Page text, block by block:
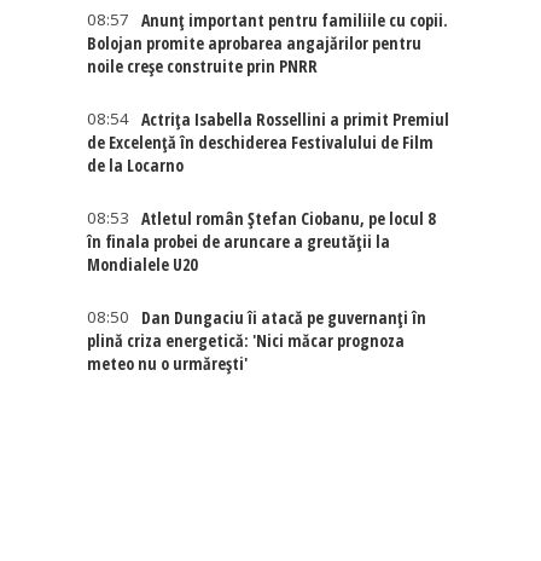
08:57
Anunț important pentru familiile cu copii.
Bolojan promite aprobarea angajărilor pentru
noile creșe construite prin PNRR
08:54 Actriţa Isabella Rossellini a primit Premiul
de Excelenţă în deschiderea Festivalului de Film
de la Locarno
08:53
Atletul român Ștefan Ciobanu, pe locul 8
în finala probei de aruncare a greutății la
Mondialele U20
08:50
Dan Dungaciu îi atacă pe guvernanți în
plină criza energetică: 'Nici măcar prognoza
meteo nu o urmărești'